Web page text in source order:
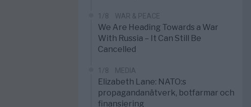
1/8 WAR & PEACE
We Are Heading Towards a War
With Russia – It Can Still Be
Cancelled
1/8 MEDIA
Elizabeth Lane: NATO:s
propagandanätverk, botfarmar och
finansiering